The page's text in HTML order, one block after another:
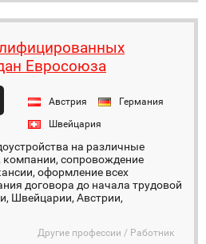
Евросоюза
Австрия
Германия
Швейцария
на различные
компании, сопровождение
оформление всех
договора до начала трудовой
Швейцарии, Австрии,
Другие профессии / Работник